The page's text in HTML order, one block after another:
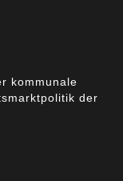
kommunale
der